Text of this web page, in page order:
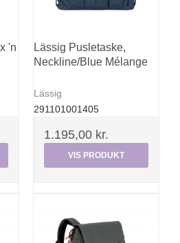
'n
Lässig Pusletaske,
Neckline/Blue Mélange
Lässig
291101001405
1.195,00 kr.
VIS PRODUKT